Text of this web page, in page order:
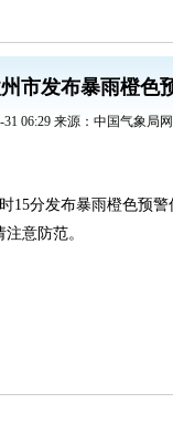
市发布暴雨橙色
31 06:29 来源：中国气象局
15分发布暴雨橙色预
意防范。